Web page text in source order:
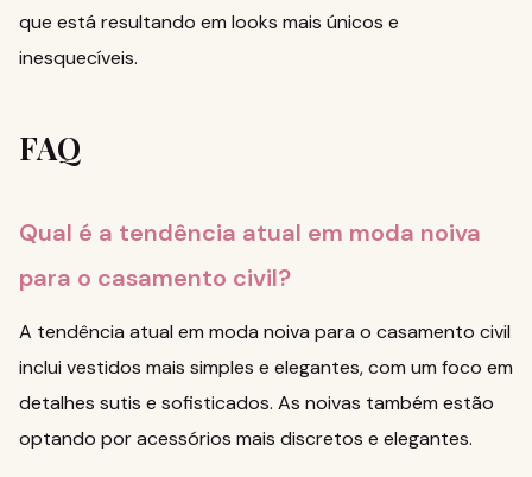
que está resultando em looks mais únicos e
inesquecíveis.
FAQ
Qual é a tendência atual em moda noiva
para o casamento civil?
A tendência atual em moda noiva para o casamento civil
inclui vestidos mais simples e elegantes, com um foco em
detalhes sutis e sofisticados. As noivas também estão
optando por acessórios mais discretos e elegantes.